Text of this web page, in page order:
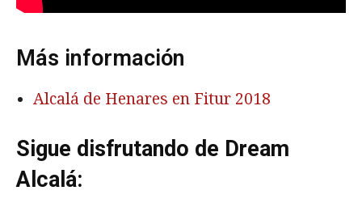
Más información
Alcalá de Henares en Fitur 2018
Sigue disfrutando de Dream
Alcalá: